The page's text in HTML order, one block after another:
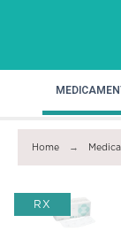
Home
RX